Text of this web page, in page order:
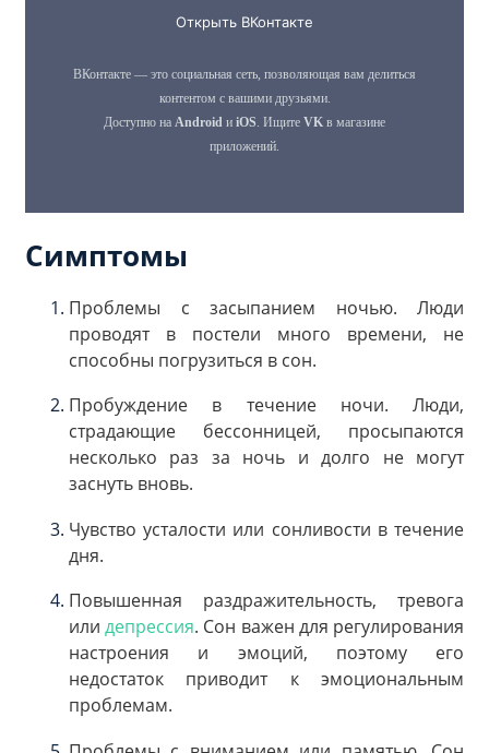
Симптомы
Проблемы с засыпанием ночью. Люди
проводят в постели много времени, не
способны погрузиться в сон.
Пробуждение в течение ночи. Люди,
страдающие бессонницей, просыпаются
несколько раз за ночь и долго не могут
заснуть вновь.
Чувство усталости или сонливости в течение
дня.
Повышенная раздражительность, тревога
илидепрессия. Сон важен для регулирования
настроения и эмоций, поэтому его
недостаток приводит к эмоциональным
проблемам.